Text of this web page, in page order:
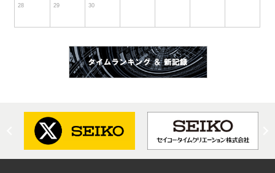
28 29 30